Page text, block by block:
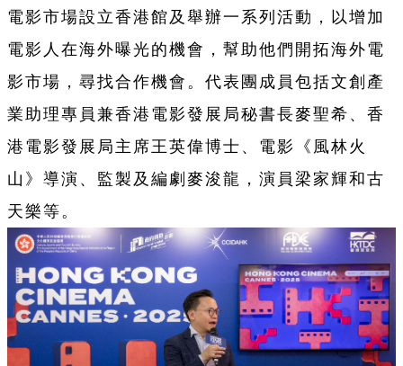
電影市場設立香港館及舉辦一系列活動，以增加
電影人在海外曝光的機會，幫助他們開拓海外電
影市場，尋找合作機會。代表團成員包括文創產
業助理專員兼香港電影發展局秘書長麥聖希、香
港電影發展局主席王英偉博士、電影《風林火
山》導演、監製及編劇麥浚龍，演員梁家輝和古
天樂等。